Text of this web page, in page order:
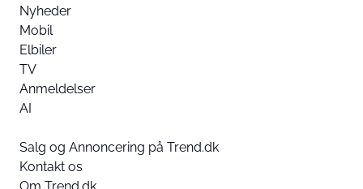
Nyheder
Mobil
Elbiler
TV
Anmeldelser
AI
Salg og Annoncering på Trend.dk
Kontakt os